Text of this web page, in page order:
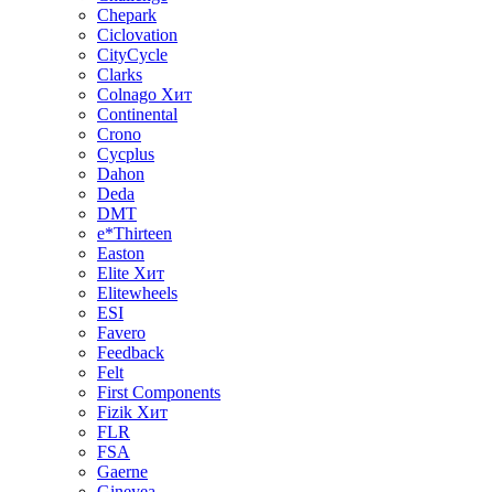
Chepark
Ciclovation
CityCycle
Clarks
Colnago Хит
Continental
Crono
Cycplus
Dahon
Deda
DMT
e*Thirteen
Easton
Elite Хит
Elitewheels
ESI
Favero
Feedback
Felt
First Components
Fizik Хит
FLR
FSA
Gaerne